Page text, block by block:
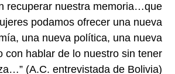
recuperar nuestra memoria…que
podamos ofrecer una nueva
una nueva política, una nueva
hablar de lo nuestro sin tener
(A.C. entrevistada de Bolivia)